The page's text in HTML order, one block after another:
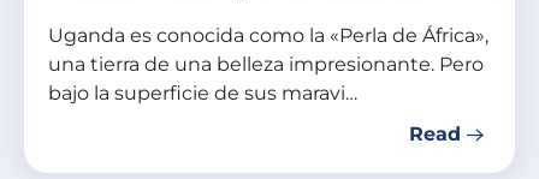
Uganda es conocida como la «Perla de África»,
una tierra de una belleza impresionante. Pero
bajo la superficie de sus maravi…
Read